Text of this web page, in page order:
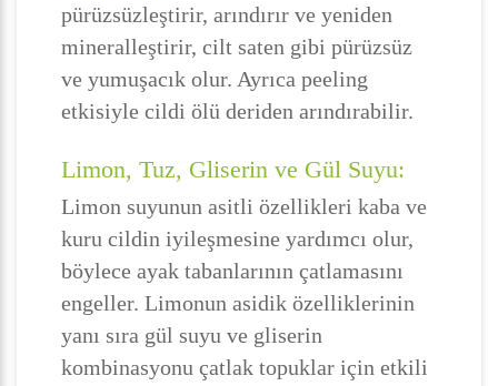
pürüzsüzleştirir, arındırır ve yeniden
mineralleştirir, cilt saten gibi pürüzsüz
ve yumuşacık olur. Ayrıca peeling
etkisiyle cildi ölü deriden arındırabilir.
Limon, Tuz, Gliserin ve Gül Suyu:
Limon suyunun asitli özellikleri kaba ve
kuru cildin iyileşmesine yardımcı olur,
böylece ayak tabanlarının çatlamasını
engeller. Limonun asidik özelliklerinin
yanı sıra gül suyu ve gliserin
kombinasyonu çatlak topuklar için etkili